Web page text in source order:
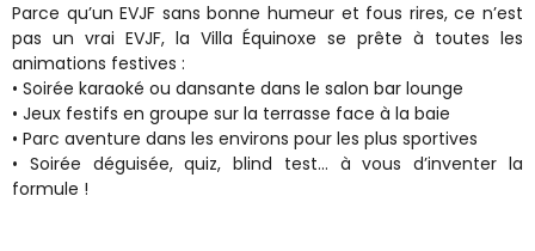
Parce qu’un EVJF sans bonne humeur et fous rires, ce n’est
pas un vrai EVJF, la Villa Équinoxe se prête à toutes les
animations festives :
• Soirée karaoké ou dansante dans le salon bar lounge
• Jeux festifs en groupe sur la terrasse face à la baie
• Parc aventure dans les environs pour les plus sportives
• Soirée déguisée, quiz, blind test… à vous d’inventer la
formule !